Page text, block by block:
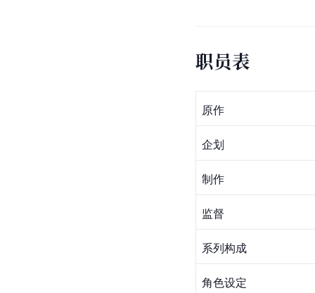
职员表
原作
企划
制作
监督
系列构成
角色设定